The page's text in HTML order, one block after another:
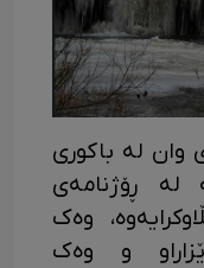
وان لە باکوری
لە ڕۆژنامەی
وەک
و وەک